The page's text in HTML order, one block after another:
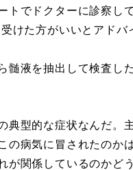
でドクターに診察し
けた方がいいとアドバ
液を抽出して検査し
典型的な症状なんだ。
の病気に冒されたのか
関係しているのかど